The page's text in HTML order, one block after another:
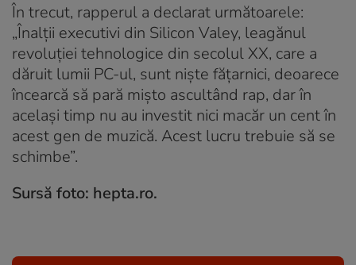
În trecut, rapperul a declarat următoarele:
„Înalții executivi din Silicon Valey, leagănul
revoluției tehnologice din secolul XX, care a
dăruit lumii PC-ul, sunt niște fățarnici, deoarece
încearcă să pară mișto ascultând rap, dar în
același timp nu au investit nici macăr un cent în
acest gen de muzică. Acest lucru trebuie să se
schimbe”.
Sursă foto: hepta.ro.